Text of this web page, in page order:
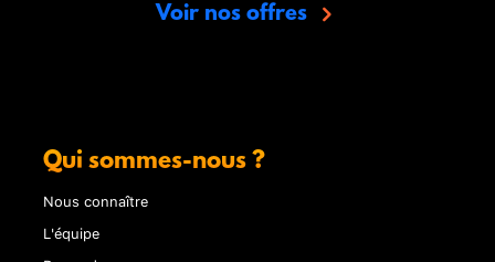
Voir nos offres
Qui sommes-nous ?
Nous connaître
L'équipe